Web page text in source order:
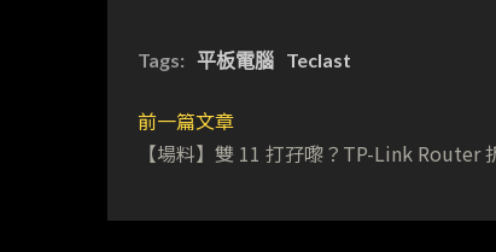
Tags: 平板電腦 Teclast
前一篇文章
【場料】雙 11 打孖嚟？TP-Link Router